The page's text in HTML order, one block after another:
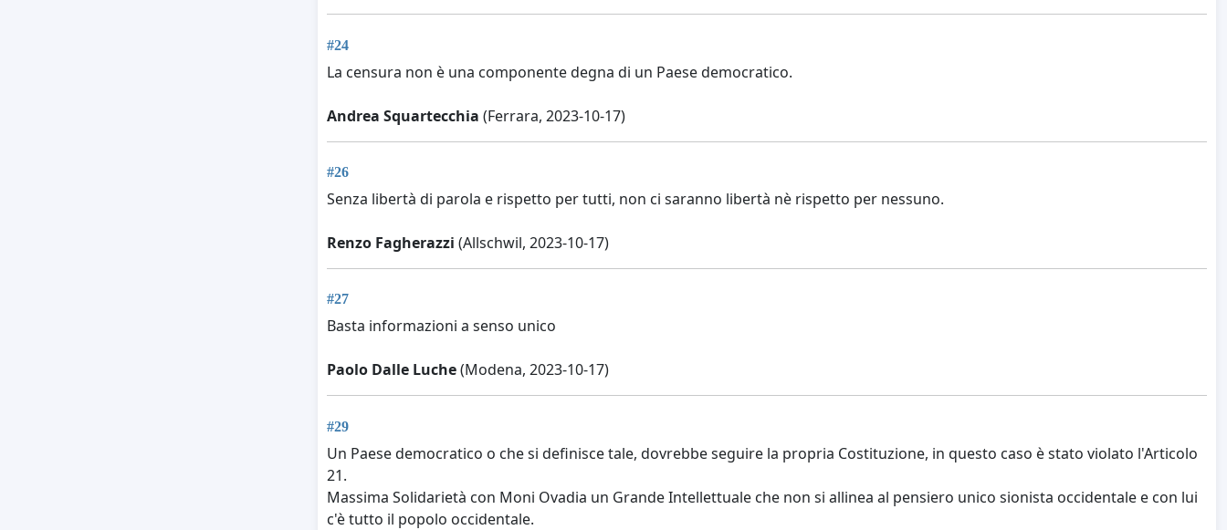
#24
La censura non è una componente degna di un Paese democratico.
Andrea Squartecchia (Ferrara, 2023-10-17)
#26
Senza libertà di parola e rispetto per tutti, non ci saranno libertà nè rispetto per nessuno.
Renzo Fagherazzi (Allschwil, 2023-10-17)
#27
Basta informazioni a senso unico
Paolo Dalle Luche(Modena, 2023-10-17)
#29
Un Paese democratico o che si definisce tale, dovrebbe seguire la propria Costituzione, in questo caso è stato violato l'Articolo
21.
Massima Solidarietà con Moni Ovadia un Grande Intellettuale che non si allinea al pensiero unico sionista occidentale e con lui
c'è tutto il popolo occidentale.